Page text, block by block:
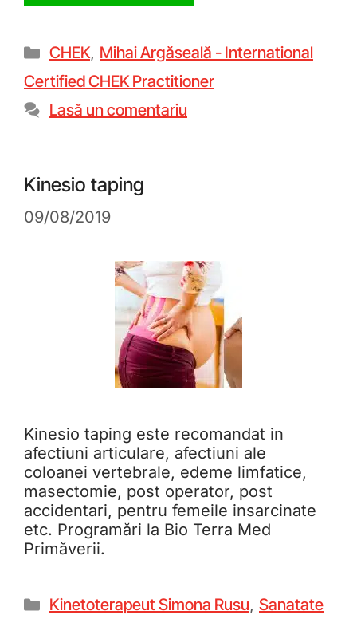
CHEK, Mihai Argăseală - International
Certified CHEK Practitioner
Lasă un comentariu
Kinesio taping
09/08/2019
Kinesio taping este recomandat in
afectiuni articulare, afectiuni ale
coloanei vertebrale, edeme limfatice,
masectomie, post operator, post
accidentari, pentru femeile insarcinate
etc. Programări la Bio Terra Med
Primăverii.
Kinetoterapeut Simona Rusu, Sanatate